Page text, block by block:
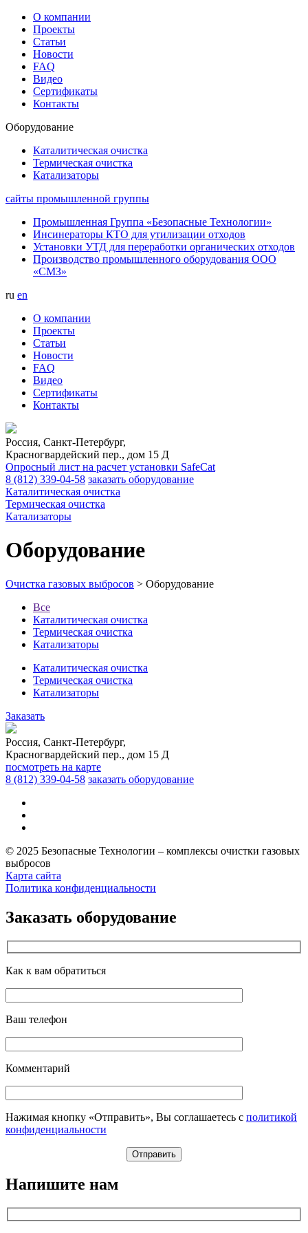
О компании
Проекты
Статьи
Новости
FAQ
Видео
Сертификаты
Контакты
Оборудование
Каталитическая очистка
Термическая очистка
Катализаторы
сайты промышленной группы
Промышленная Группа «Безопасные Технологии»
Инсинераторы КТО для утилизации отходов
Установки УТД для переработки органических отходов
Производство промышленного оборудования ООО
«СМЗ»
ru en
О компании
Проекты
Статьи
Новости
FAQ
Видео
Сертификаты
Контакты
Россия, Санкт-Петербург,
Красногвардейский пер., дом 15 Д
Опросный лист на расчет установки SafeCat
8 (812) 339-04-58 заказать оборудование
Каталитическая очистка
Термическая очистка
Катализаторы
Оборудование
Очистка газовых выбросов > Оборудование
Все
Каталитическая очистка
Термическая очистка
Катализаторы
Каталитическая очистка
Термическая очистка
Катализаторы
Заказать
Россия, Санкт-Петербург,
Красногвардейский пер., дом 15 Д
посмотреть на карте
8 (812) 339-04-58 заказать оборудование
© 2025 Безопасные Технологии – комплексы очистки газовых
выбросов
Карта сайта
Политика конфиденциальности
Заказать оборудование
Как к вам обратиться
Ваш телефон
Комментарий
Нажимая кнопку «Отправить», Вы соглашаетесь с политикой
конфиденциальности
Напишите нам